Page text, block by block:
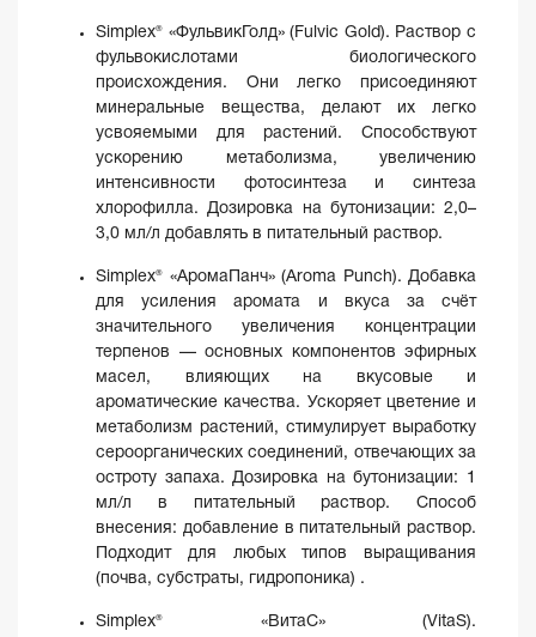
Simplex® «ФульвикГолд» (Fulvic Gold). Раствор с
фульвокислотами биологического
происхождения. Они легко присоединяют
минеральные вещества, делают их легко
усвояемыми для растений. Способствуют
ускорению метаболизма, увеличению
интенсивности фотосинтеза и синтеза
хлорофилла. Дозировка на бутонизации: 2,0–
3,0 мл/л добавлять в питательный раствор.
Simplex® «АромаПанч» (Aroma Punch). Добавка
для усиления аромата и вкуса за счёт
значительного увеличения концентрации
терпенов — основных компонентов эфирных
масел, влияющих на вкусовые и
ароматические качества. Ускоряет цветение и
метаболизм растений, стимулирует выработку
сероорганических соединений, отвечающих за
остроту запаха. Дозировка на бутонизации: 1
мл/л в питательный раствор. Способ
внесения: добавление в питательный раствор.
Подходит для любых типов выращивания
(почва, субстраты, гидропоника) .
Simplex® «ВитаС» (VitaS).